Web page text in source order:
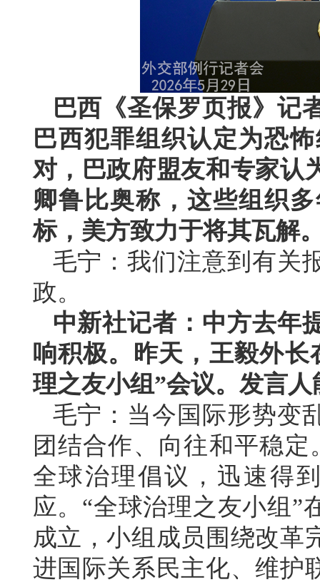
巴西《圣保罗页报》记
巴西犯罪组织认定为恐
对，巴政府盟友和专家认
卿鲁比奥称，这些组织
标，美方致力于将其瓦解
毛宁：我们注意到有关
政。
中新社记者：中方去年
响积极。昨天，王毅外
理之友小组”会议。发言
毛宁：当今国际形势变
团结合作、向往和平稳
全球治理倡议，迅速得
应。“全球治理之友小组”
成立，小组成员围绕改革
进国际关系民主化、维护